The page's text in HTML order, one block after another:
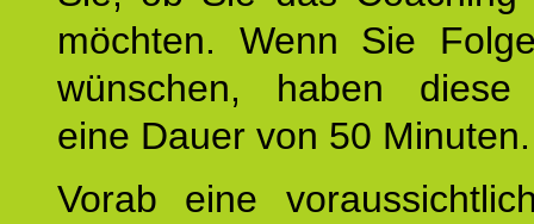
möchten. Wenn Sie
wünschen, haben diese
eine Dauer von 50 Minuten.
Vorab eine